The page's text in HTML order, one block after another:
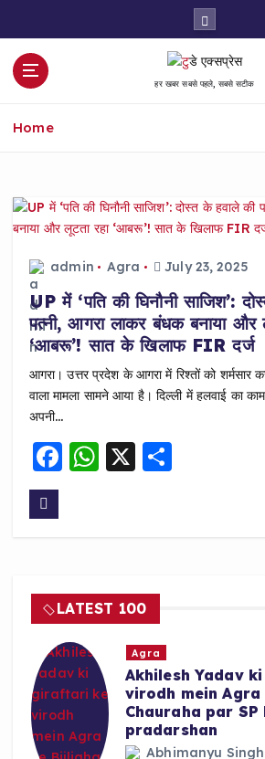
हर खबर सबसे पहले, सबसे सटीक
Home
admin Agra July 23, 2025
UP में ‘पति की घिनौनी साजिश’:
पत्नी, आगरा लाकर बंधक बनाया और
‘आबरू’! सात के खिलाफ FIR दर्ज
आगरा। उत्तर प्रदेश के आगरा में रिश्तों को शर्मसार
वाला मामला सामने आया है। दिल्ली में हलवाई का
अपनी…
F
o
o
k
W
p
p
X S
LATEST 100
Agra
Akhilesh Yadav
virodh mein
Chauraha par SP
pradarshan
Abhimanyu Singh